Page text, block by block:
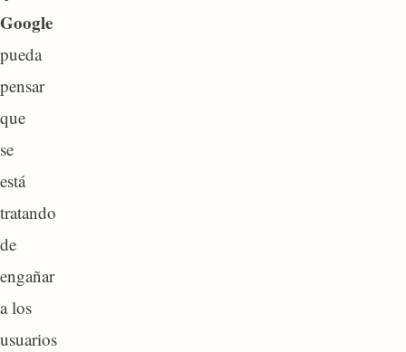
Google
pueda
pensar
que
se
está
tratando
de
engañar
a los
usuarios